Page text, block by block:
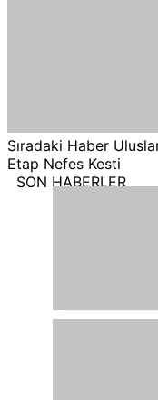
Sıradaki Haber
Etap Nefes Kesti
SON HABERLER